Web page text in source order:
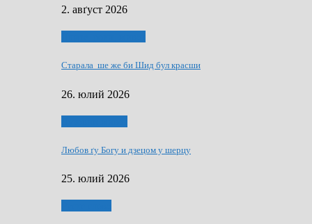
2. авґуст 2026
Старала ше же би Шид бул красши
26. юлий 2026
Любов ґу Богу и дзецом у шерцу
25. юлий 2026